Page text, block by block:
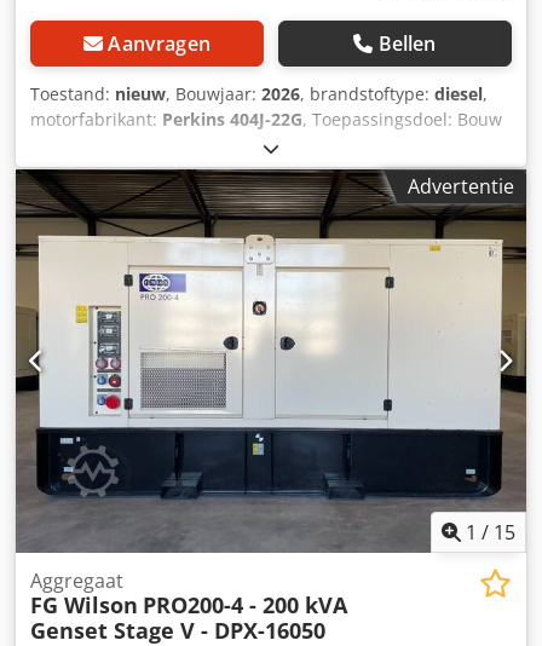
Aanvragen Bellen
Toestand: nieuw, Bouwjaar: 2026, brandstoftype: diesel,
motorfabrikant: Perkins 404J-22G, Toepassingsdoel: Bouw
Leeggewicht: 735 kg Generatorvermogen: 20 kVA
Afmetingen laadruimte: 172 x 92 x 130 cm CE-markering: ja
Emissieniveau: Stage V / Tier IV final Watertankinhoud: 56 l
Land van productie: CN Neem contact op met Team DPX
voor meer informatie. = Verdere opties en accessoires =
Dksdpfx Aozc Dxbocaor - Accu - Bedieningstableau - Stalen
dak - Tankwagen
Advertentie
1 / 15
Aggregaat
FG Wilson PRO200-4 - 200 kVA
Genset Stage V - DPX-16050